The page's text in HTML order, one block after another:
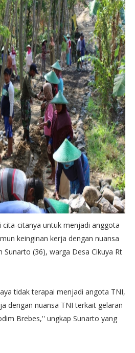
citanya untuk menjadi anggota
keinginan kerja dengan nuansa
(36), warga Desa Cikuya Rt
tidak terapai menjadi angota TNI,
dengan nuansa TNI terkait gelaran
Brebes,'' ungkap Sunarto yang